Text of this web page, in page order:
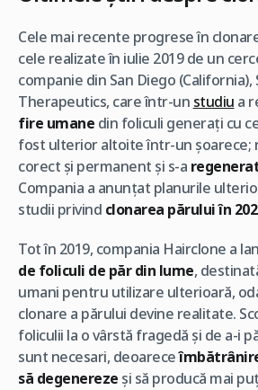
Cele mai recente progrese în
cele realizate în iulie 2019 de un
companie din San Diego (California),
Therapeutics, care într-un studiu a
fire umane din foliculi generați cu
fost ulterior altoite într-un șoarece;
corect și permanent și s-a
Compania a anunțat planurile
studii privind clonarea părului în
Tot în 2019, compania Hairclone a
de foliculi de păr din lume,
umani pentru utilizare ulterioară,
clonare a părului devine realitate.
foliculii la o vârstă fragedă și de a-i
sunt necesari, deoarece
să degenereze și să producă mai